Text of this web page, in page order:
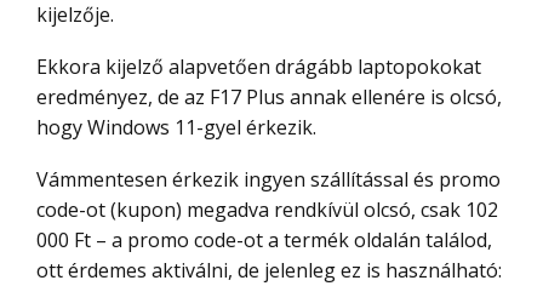
kijelzője.
Ekkora kijelző alapvetően drágább laptopokokat
eredményez, de az F17 Plus annak ellenére is olcsó,
hogy Windows 11-gyel érkezik.
Vámmentesen érkezik ingyen szállítással és promo
code-ot (kupon) megadva rendkívül olcsó, csak 102
000 Ft – a promo code-ot a termék oldalán találod,
ott érdemes aktiválni, de jelenleg ez is használható: